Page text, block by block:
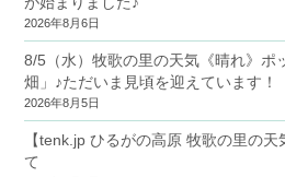
2026年8月6日
8/5（水）牧歌の里の天気《晴れ》ポ
畑」♪ただいま見頃を迎えています！
2026年8月5日
【tenk.jp ひるがの高原 牧歌の里の
て